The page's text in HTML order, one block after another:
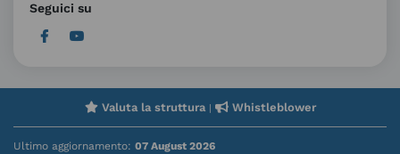
Seguici su
Valuta la struttura| Whistleblower
Ultimo aggiornamento: 07 August 2026